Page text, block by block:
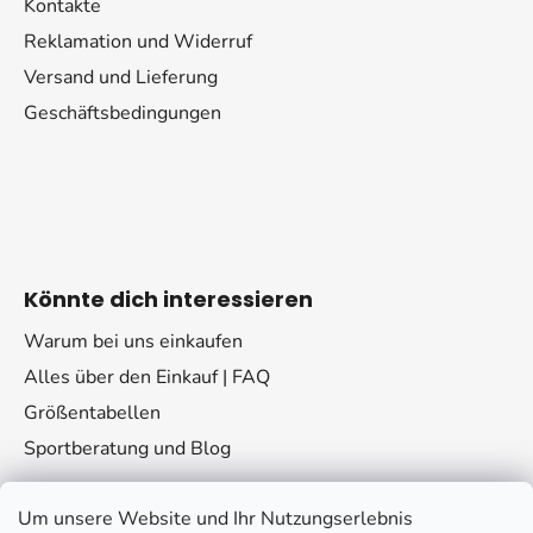
Um unsere Website und Ihr Nutzungserlebnis
Kontakte
Reklamation und Widerruf
Versand und Lieferung
Geschäftsbedingungen
Könnte dich interessieren
Warum bei uns einkaufen
Alles über den Einkauf | FAQ
Größentabellen
Sportberatung und Blog